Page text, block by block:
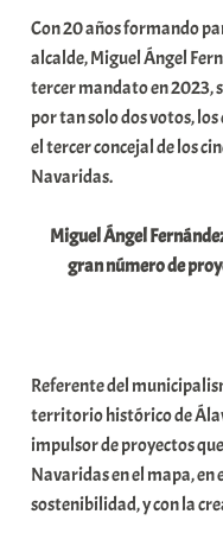
t
e
a
Con 20 años formando
alcalde, Miguel Ángel
tercer mandato en 2023,
por tan solo dos votos,
el tercer concejal de los
Navaridas.
Miguel Ángel
gran número de
Referente del
territorio histórico de
impulsor de proyectos
Navaridas en el mapa,
sostenibilidad, y con la